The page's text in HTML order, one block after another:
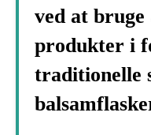
ved at
produkter i
traditionelle